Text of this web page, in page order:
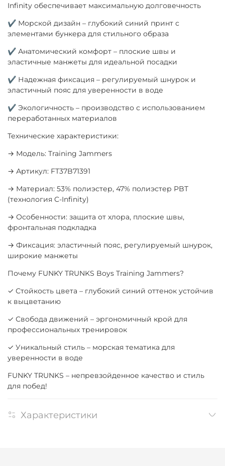
Infinity обеспечивает максимальную долговечность
✔ Морской дизайн – глубокий синий принт с
элементами бункера для стильного образа
✔ Анатомический комфорт – плоские швы и
эластичные манжеты для идеальной посадки
✔ Надежная фиксация – регулируемый шнурок и
эластичный пояс для уверенности в воде
✔ Экологичность – производство с использованием
переработанных материалов
Технические характеристики:
→ Модель: Training Jammers
→ Артикул: FT37B71391
→ Материал: 53% полиэстер, 47% полиэстер PBT
(технология C-Infinity)
→ Особенности: защита от хлора, плоские швы,
фронтальная подкладка
→ Фиксация: эластичный пояс, регулируемый шнурок,
широкие манжеты
Почему FUNKY TRUNKS Boys Training Jammers?
✓ Стойкость цвета – глубокий синий оттенок устойчив
к выцветанию
✓ Свобода движений – эргономичный крой для
профессиональных тренировок
✓ Уникальный стиль – морская тематика для
уверенности в воде
FUNKY TRUNKS – непревзойденное качество и стиль
для побед!
Характеристики